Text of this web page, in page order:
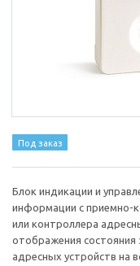
Под заказ
Блок индикации и
информации с приемно-
или контроллера
отображения состояния
адресных устройств на